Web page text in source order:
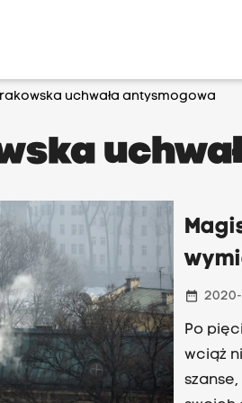
uchwała antysmogowa
date_range
Po
wciąż